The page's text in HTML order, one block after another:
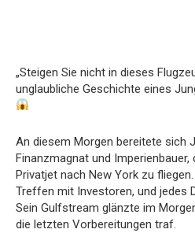
„Steigen Sie nicht in dieses
unglaubliche Geschichte eines
An diesem Morgen bereitete sich
Finanzmagnat und
Privatjet nach New York zu
Treffen mit Investoren, und jedes
Sein Gulfstream glänzte im
die letzten Vorbereitungen traf.